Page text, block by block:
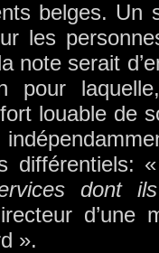
belges. Un
les
note serait
pour
louable de
différentiels:
dont
d’une
».